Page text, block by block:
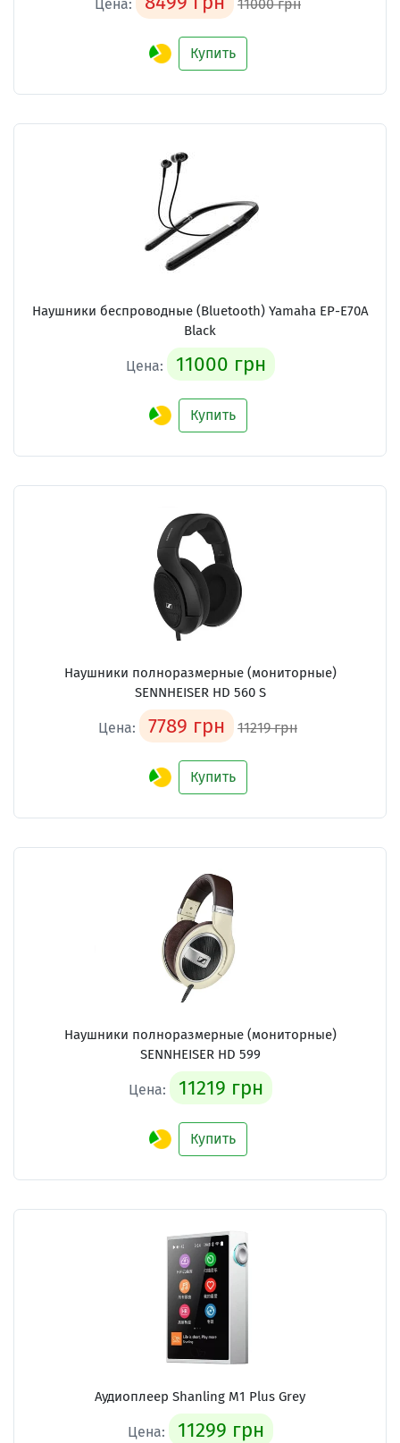
Цена: 11000 грн
Купить
Наушники беспроводные (Bluetooth) Yamaha EP-E70A
Black
Цена: 11000 грн
Купить
Наушники полноразмерные (мониторные)
SENNHEISER HD 560 S
Цена: 7789 грн 11219 грн
Купить
Наушники полноразмерные (мониторные)
SENNHEISER HD 599
Цена: 11219 грн
Купить
Аудиоплеер Shanling M1 Plus Grey
Цена: 11299 грн